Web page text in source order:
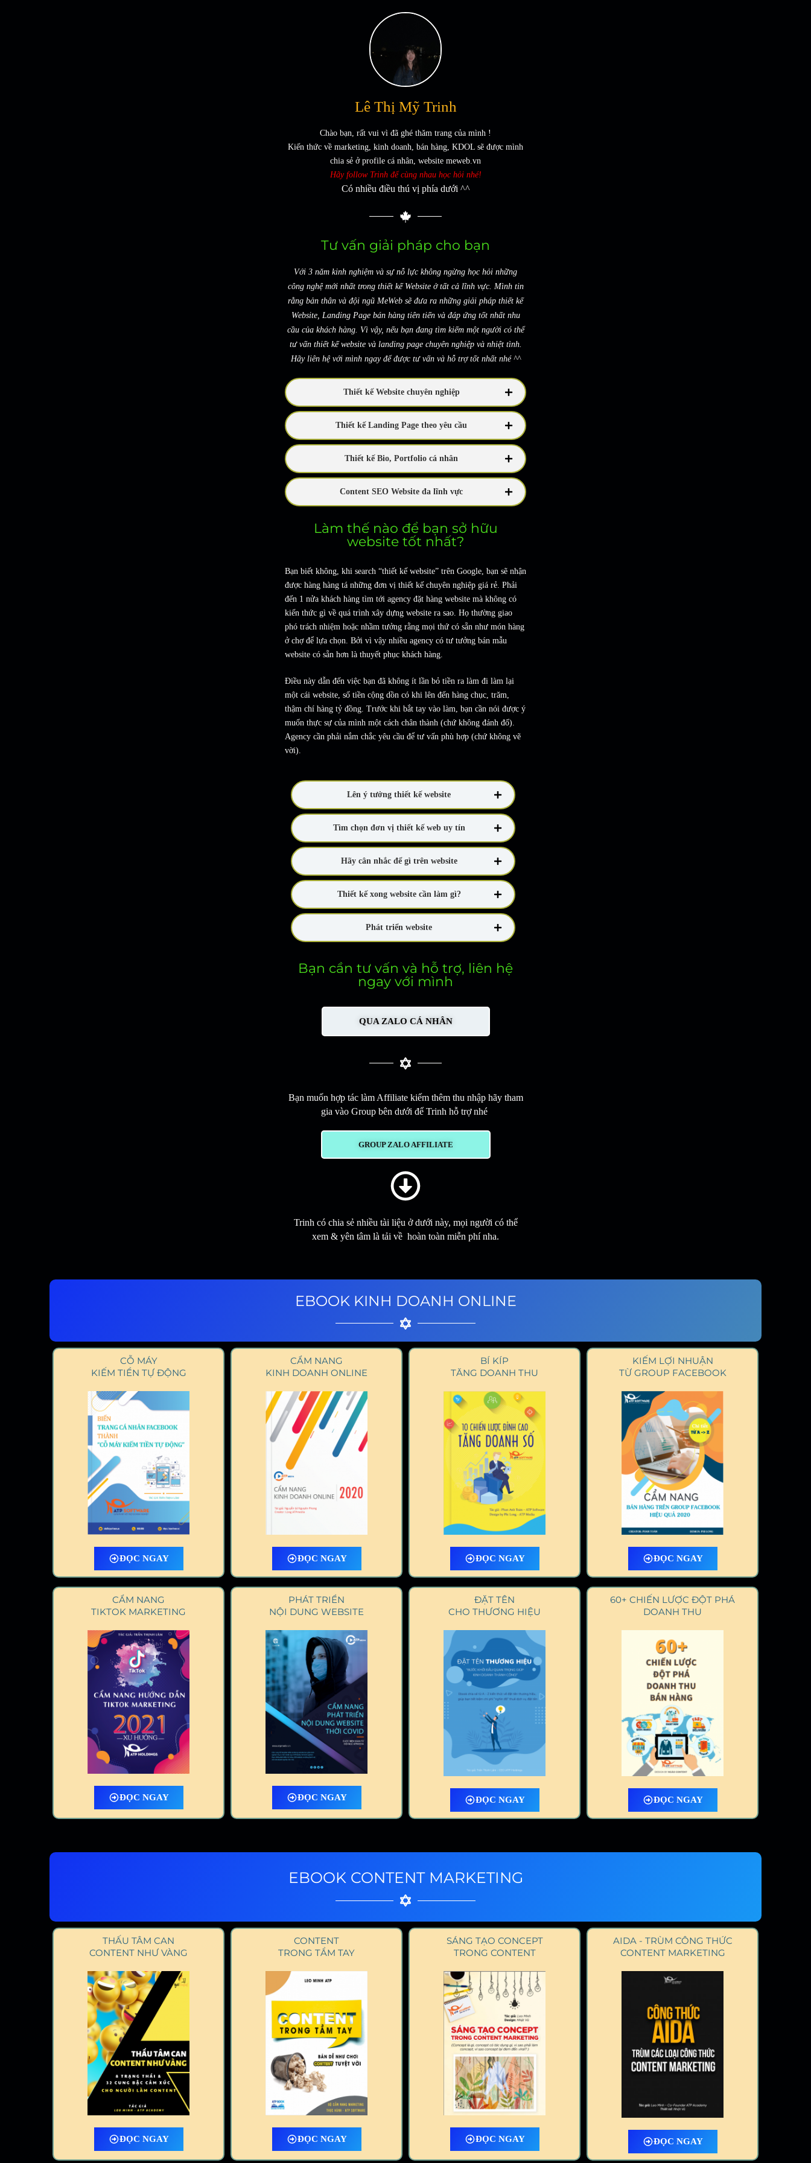
Lê Thị Mỹ Trinh
Chào bạn, rất vui vì đã ghé thăm trang của mình !
Kiến thức về marketing, kinh doanh, bán hàng, KDOL sẽ được mình
chia sẻ ở profile cá nhân, website meweb.vn
Hãy follow Trinh để cùng nhau học hỏi nhé!
Có nhiều điều thú vị phía dưới ^^
Tư vấn giải pháp cho bạn
Với 3 năm kinh nghiệm và sự nỗ lực không ngừng học hỏi những
công nghệ mới nhất trong thiết kế Website ở tất cả lĩnh vực. Mình tin
rằng bản thân và đội ngũ MeWeb sẽ đưa ra những giải pháp thiết kế
Website, Landing Page bán hàng tiên tiến và đáp ứng tốt nhất nhu
cầu của khách hàng. Vì vậy, nếu bạn đang tìm kiếm một người có thể
tư vấn thiết kế website và landing page chuyên nghiệp và nhiệt tình.
Hãy liên hệ với mình ngay để được tư vấn và hỗ trợ tốt nhất nhé ^^
Thiết kế Website chuyên nghiệp
Thiết kế Landing Page theo yêu cầu
Thiết kế Bio, Portfolio cá nhân
Content SEO Website đa lĩnh vực
Làm thế nào để bạn sở hữu
website tốt nhất?
Bạn biết không, khi search “thiết kế website” trên Google, bạn sẽ nhận
được hàng hàng tá những đơn vị thiết kế chuyên nghiệp giá rẻ. Phải
đến 1 nửa khách hàng tìm tới agency đặt hàng website mà không có
kiến thức gì về quá trình xây dựng website ra sao. Họ thường giao
phó trách nhiệm hoặc nhầm tưởng rằng mọi thứ có sẵn như món hàng
ở chợ để lựa chọn. Bởi vì vậy nhiều agency có tư tưởng bán mẫu
website có sẵn hơn là thuyết phục khách hàng.
Điều này dẫn đến việc bạn đã không ít lần bỏ tiền ra làm đi làm lại
một cái website, số tiền cộng dồn có khi lên đến hàng chục, trăm,
thậm chí hàng tỷ đồng. Trước khi bắt tay vào làm, bạn cần nói được ý
muốn thực sự của mình một cách chân thành (chứ không đánh đố).
Agency cần phải nắm chắc yêu cầu để tư vấn phù hợp (chứ không vẽ
vời).
Lên ý tưởng thiết kế website
Tìm chọn đơn vị thiết kế web uy tín
Hãy cân nhắc để gì trên website
Thiết kế xong website cần làm gì?
Phát triển website
Bạn cần tư vấn và hỗ trợ, liên hệ
ngay với mình
QUA ZALO CÁ NHÂN
Bạn muốn hợp tác làm Affiliate kiếm thêm thu nhập hãy tham
gia vào Group bên dưới để Trinh hỗ trợ nhé
GROUP ZALO AFFILIATE
Trinh có chia sẻ nhiều tài liệu ở dưới này, mọi người có thể
xem & yên tâm là tải về hoàn toàn miễn phí nha.
EBOOK KINH DOANH ONLINE
CỖ MÁY
KIẾM TIỀN TỰ ĐỘNG
ĐỌC NGAY
CẨM NANG
KINH DOANH ONLINE
ĐỌC NGAY
BÍ KÍP
TĂNG DOANH THU
ĐỌC NGAY
KIẾM LỢI NHUẬN
TỪ GROUP FACEBOOK
ĐỌC NGAY
CẨM NANG
TIKTOK MARKETING
ĐỌC NGAY
PHÁT TRIỂN
NỘI DUNG WEBSITE
ĐỌC NGAY
ĐẶT TÊN
CHO THƯƠNG HIỆU
ĐỌC NGAY
60+ CHIẾN LƯỢC ĐỘT PHÁ
DOANH THU
ĐỌC NGAY
EBOOK CONTENT MARKETING
THẤU TÂM CAN
CONTENT NHƯ VÀNG
ĐỌC NGAY
CONTENT
TRONG TẦM TAY
ĐỌC NGAY
SÁNG TẠO CONCEPT
TRONG CONTENT
ĐỌC NGAY
AIDA - TRÙM CÔNG THỨC
CONTENT MARKETING
ĐỌC NGAY